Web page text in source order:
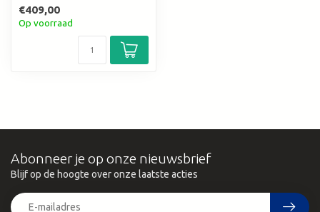
€409,00
Op voorraad
Abonneer je op onze nieuwsbrief
Blijf op de hoogte over onze laatste acties